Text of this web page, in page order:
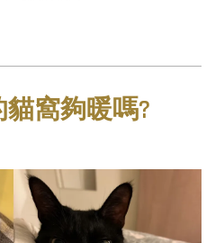
窩夠暖嗎?